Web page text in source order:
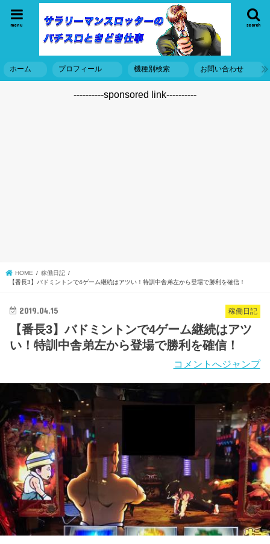
search
menu
ホーム プロフィール 機種別検索 お問い合わせ
----------sponsored link----------
HOME
稼働日記
【番長3】バドミントンで4ゲーム継続はアツい！特訓中舎弟左から登場で勝利を確信！
稼働日記
2019.04.15
【番長3】バドミントンで4ゲーム継続はアツ
い！特訓中舎弟左から登場で勝利を確信！
コメントへジャンプ